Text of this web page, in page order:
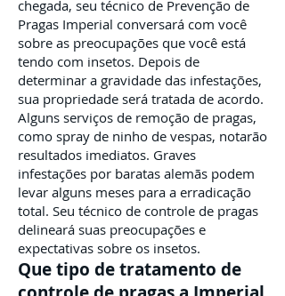
chegada, seu técnico de Prevenção de
Pragas Imperial conversará com você
sobre as preocupações que você está
tendo com insetos. Depois de
determinar a gravidade das infestações,
sua propriedade será tratada de acordo.
Alguns serviços de remoção de pragas,
como spray de ninho de vespas, notarão
resultados imediatos. Graves
infestações por baratas alemãs podem
levar alguns meses para a erradicação
total. Seu técnico de controle de pragas
delineará suas preocupações e
expectativas sobre os insetos.
Que tipo de tratamento de